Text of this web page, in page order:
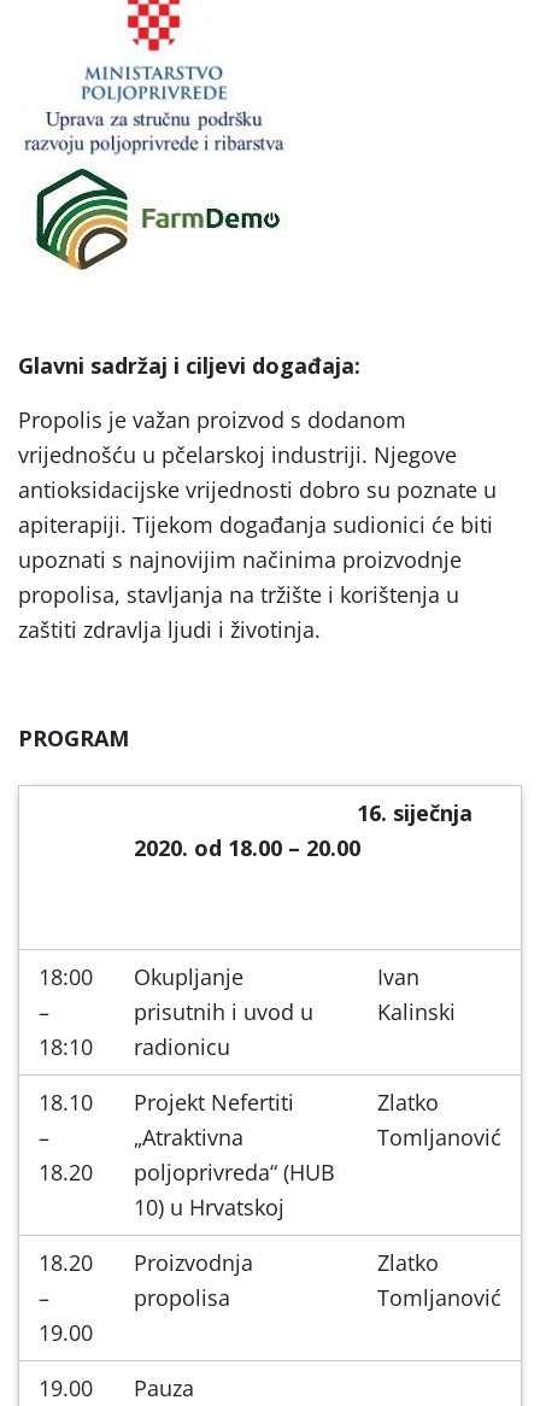
Glavni sadržaj i ciljevi događaja:
Propolis je važan proizvod s dodanom
vrijednošću u pčelarskoj industriji. Njegove
antioksidacijske vrijednosti dobro su poznate u
apiterapiji. Tijekom događanja sudionici će biti
upoznati s najnovijim načinima proizvodnje
propolisa, stavljanja na tržište i korištenja u
zaštiti zdravlja ljudi i životinja.
PROGRAM
16. siječnja
2020. od 18.00 – 20.00
18:00
–
18:10
Okupljanje
prisutnih i uvod u
radionicu
Ivan
Kalinski
18.10
–
18.20
Projekt Nefertiti
„Atraktivna
poljoprivreda“ (HUB
10) u Hrvatskoj
Zlatko
Tomljanović
18.20
–
19.00
Proizvodnja
propolisa
Zlatko
Tomljanović
19.00 Pauza